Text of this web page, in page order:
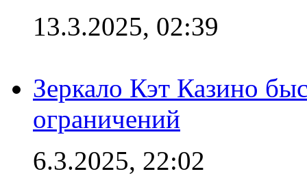
13.3.2025, 02:39
Зеркало Кэт Казино
ограничений
6.3.2025, 22:02